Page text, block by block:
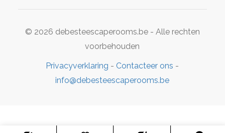
© 2026 debesteescaperooms.be - Alle rechten
voorbehouden
Privacyverklaring - Contacteer ons -
info@debesteescaperooms.be